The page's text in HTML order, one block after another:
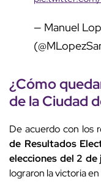
— Manuel
¿Cómo
de la Ciudad
De acuerdo con los
de Resultados
elecciones del 2 de
lograron la victoria en